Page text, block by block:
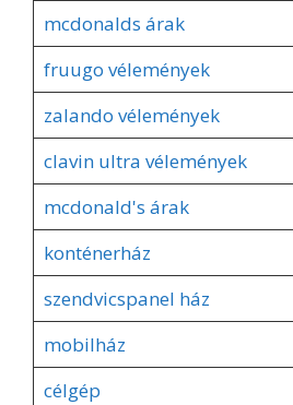
mcdonalds árak
fruugo vélemények
zalando vélemények
clavin ultra vélemények
mcdonald's árak
konténerház
szendvicspanel ház
mobilház
célgép